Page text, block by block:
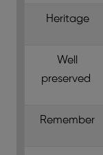
Heritage
Well
preserved
Remember